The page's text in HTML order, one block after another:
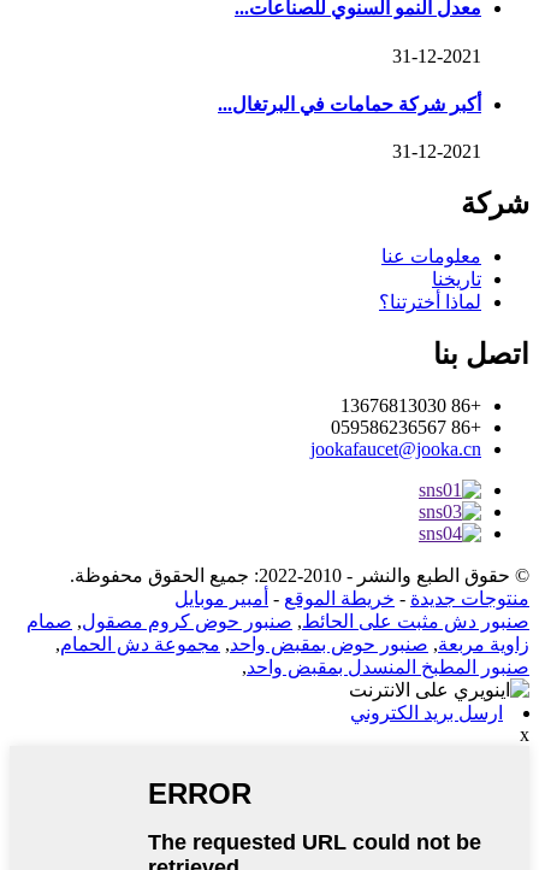
معدل النمو السنوي للصناعات...
31-12-2021
أكبر شركة حمامات في البرتغال...
31-12-2021
شركة
معلومات عنا
تاريخنا
لماذا أخترتنا؟
اتصل بنا
+86 13676813030
+86 059586236567
jookafaucet@jooka.cn
© حقوق الطبع والنشر - 2010-2022: جميع الحقوق محفوظة.
منتوجات جديدة - خريطة الموقع - أمبير موبايل
صنبور دش مثبت على الحائط, صنبور حوض كروم مصقول, صمام
زاوية مربعة, صنبور حوض بمقبض واحد, مجموعة دش الحمام,
صنبور المطبخ المنسدل بمقبض واحد,
ارسل بريد الكتروني
x